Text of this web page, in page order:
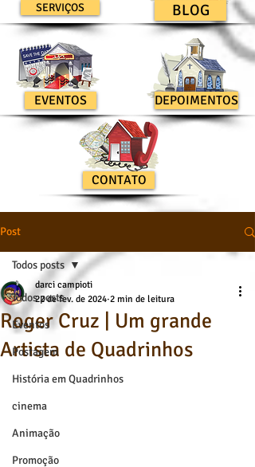
SERVIÇOS
EVENTOS
BLOG
DEPOIMENTOS
CONTATO
Post
Todos posts
Eventos
Postagem
História em Quadrinhos
cinema
Animação
Promoção
Todos posts
Roger Cruz | Um grande
Artista de Quadrinhos
darci campioti
22 de fev. de 2024 2 min de leitura